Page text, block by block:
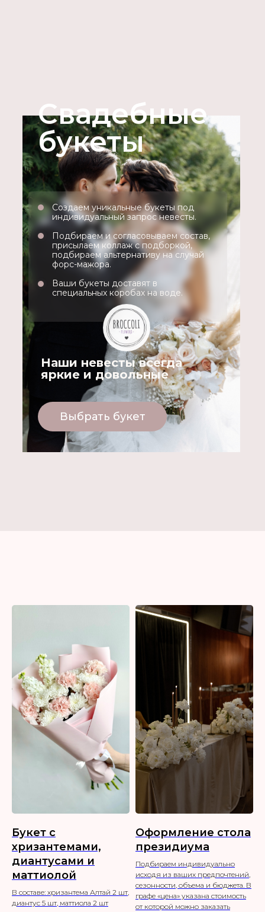
Свадебные
букеты
Выбрать букет
Создаем уникальные букеты под
индивидуальный запрос невесты.
Подбираем и согласовываем состав,
присылаем коллаж с подборкой,
подбираем альтернативу на случай
форс-мажора.
Ваши букеты доставят в
специальных коробах на воде.
Наши невесты всегда
яркие и довольные
Букет с
хризантемами,
диантусами и
маттиолой
В составе: хризантема Алтай 2 шт,
диантус 5 шт, маттиола 2 шт
Оформление стола
президиума
Подбираем индивидуально
исходя из ваших предпочтений,
сезонности, объема и бюджета. В
графе «цена» указана стоимость
от которой можно заказать